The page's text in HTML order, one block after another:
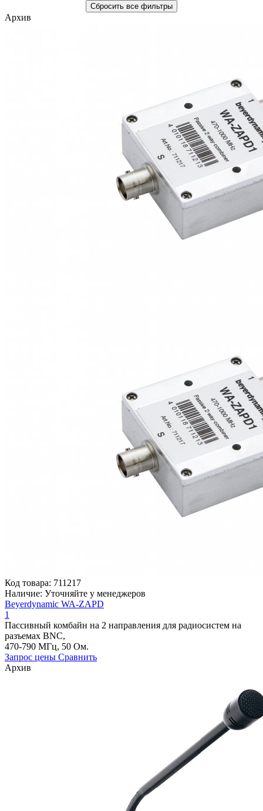
Архив
Код товара: 711217
Наличие: Уточняйте у менеджеров
Beyerdynamic WA-ZAPD
1
Пассивный комбайн на 2 направления для радиосистем на
разъемах BNC,
470-790 МГц, 50 Ом.
Запрос цены Сравнить
Архив